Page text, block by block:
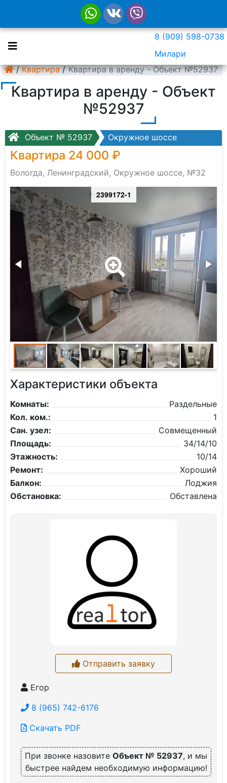
8 (909) 598-0738
Милари
/ Квартира / Квартира в аренду - Объект №52937
Квартира в аренду - Объект
№52937
Объект № 52937 Окружное шоссе
Квартира 24 000 ₽
Вологда, Ленинградский, Окружное шоссе, №32
2399172-1
Характеристики объекта
Комнаты:
Раздельные
Кол. ком.:
1
Сан. узел:
Совмещенный
Площадь:
34/14/10
Этажность:
10/14
Ремонт:
Хороший
Балкон:
Лоджия
Обстановка:
Обставлена
Отправить заявку
Егор
8 (965) 742-6176
Скачать PDF
При звонке назовите Объект № 52937, и мы
быстрее найдем необходимую информацию!